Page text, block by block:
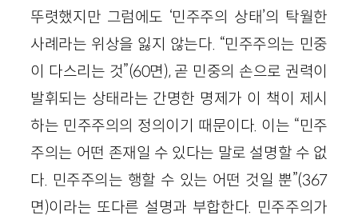
뚜렷했지만 그럼에도 ‘민주주의 상태’의 탁월한
사례라는 위상을 잃지 않는다. “민주주의는 민중
이 다스리는 것”(60면), 곧 민중의 손으로 권력이
발휘되는 상태라는 간명한 명제가 이 책이 제시
하는 민주주의의 정의이기 때문이다. 이는 “민주
주의는 어떤 존재일 수 있다는 말로 설명할 수 없
다. 민주주의는 행할 수 있는 어떤 것일 뿐”(367
면)이라는 또다른 설명과 부합한다. 민주주의가